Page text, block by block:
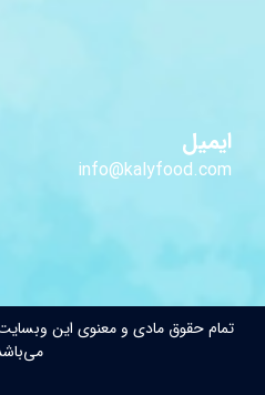
ایمیل
info@kalyfood.com
تمام حقوق مادی و معنوی این